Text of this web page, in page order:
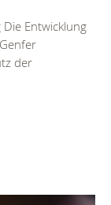
Entwicklung
der